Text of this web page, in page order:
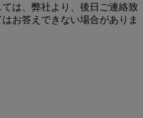
は、弊社より、後日ご連絡致
お答えできない場合がありま